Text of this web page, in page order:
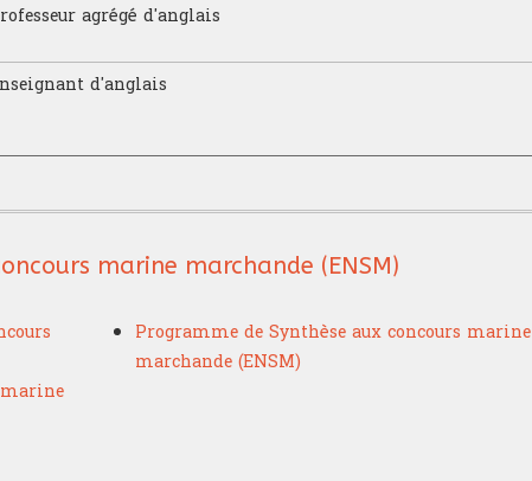
agrégé d'anglais
d'anglais
marine marchande (ENSM)
Programme de Synthèse aux concours marine
marchande (ENSM)